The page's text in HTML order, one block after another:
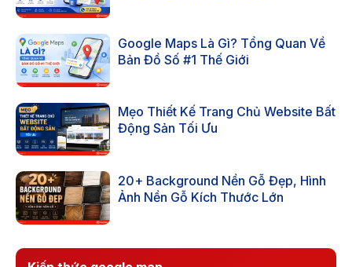
Google Maps Là Gì? Tổng Quan Về
Bản Đồ Số #1 Thế Giới
Mẹo Thiết Kế Trang Chủ Website Bất
Động Sản Tối Ưu
20+ Background Nền Gỗ Đẹp, Hình
Ảnh Nền Gỗ Kích Thước Lớn